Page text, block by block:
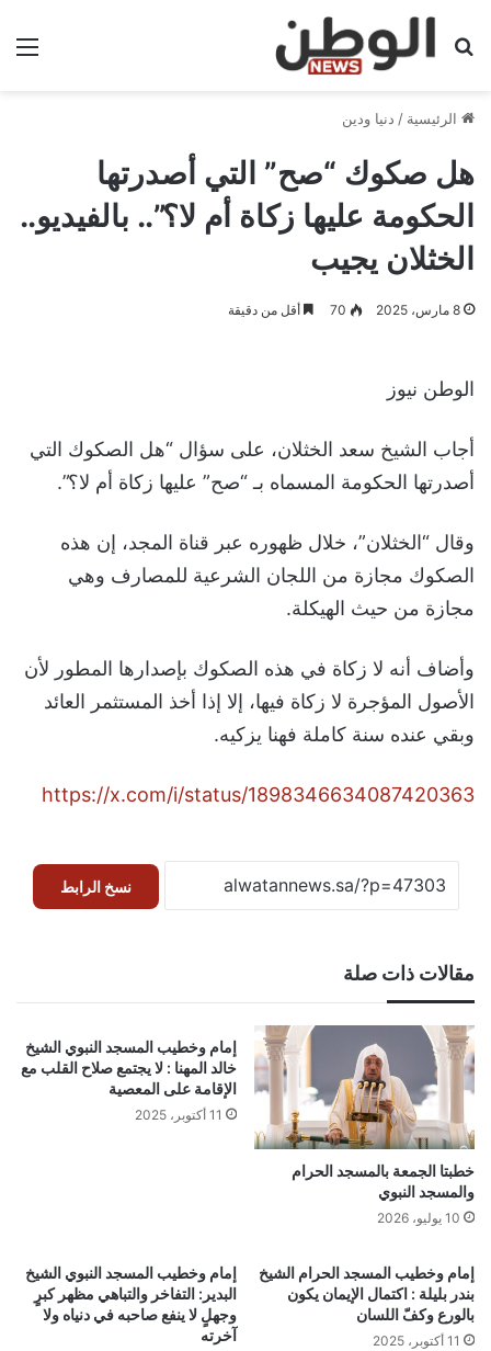
بحث عن
الرئيسية / دنيا ودين
هل صكوك “صح” التي أصدرتها
الحكومة عليها زكاة أم لا؟”.. بالفيديو..
الخثلان يجيب
8 مارس، 2025 70 أقل من دقيقة
الوطن نيوز
أجاب الشيخ سعد الخثلان، على سؤال “هل الصكوك التي
أصدرتها الحكومة المسماه بـ “صح” عليها زكاة أم لا؟”.
وقال “الخثلان”، خلال ظهوره عبر قناة المجد، إن هذه
الصكوك مجازة من اللجان الشرعية للمصارف وهي
مجازة من حيث الهيكلة.
وأضاف أنه لا زكاة في هذه الصكوك بإصدارها المطور لأن
الأصول المؤجرة لا زكاة فيها، إلا إذا أخذ المستثمر العائد
وبقي عنده سنة كاملة فهنا يزكيه.
https://x.com/i/status/1898346634087420363
نسخ الرابط
مقالات ذات صلة
خطبتا الجمعة بالمسجد الحرام
والمسجد النبوي
10 يوليو، 2026
إمام وخطيب المسجد النبوي الشيخ
خالد المهنا : لا يجتمع صلاح القلب مع
الإقامة على المعصية
11 أكتوبر، 2025
إمام وخطيب المسجد الحرام الشيخ
بندر بليلة : اكتمال الإيمان يكون
بالورع وكفّ اللسان
11 أكتوبر، 2025
إمام وخطيب المسجد النبوي الشيخ
البدير: التفاخر والتباهي مظهر كبرٍ
وجهلٍ لا ينفع صاحبه في دنياه ولا
آخرته